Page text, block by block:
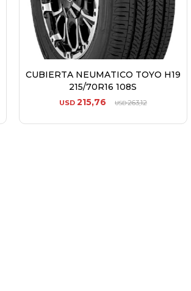
CUBIERTA NEUMATICO TOYO H19
215/70R16 108S
USD 215,76 USD263,12